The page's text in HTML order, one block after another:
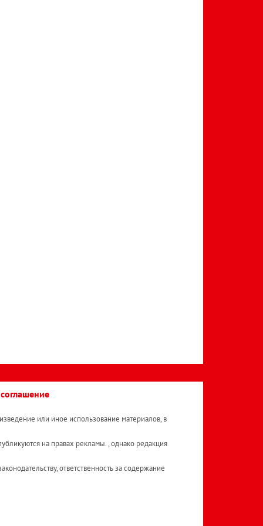
или иное использование материалов, в
на правах рекламы. , однако редакция
ответственность за содержание